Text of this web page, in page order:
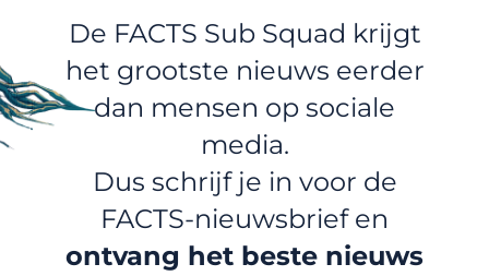
De FACTS Sub Squad krijgt
het grootste nieuws eerder
dan mensen op sociale
media.
Dus schrijf je in voor de
FACTS-nieuwsbrief en
ontvang het beste nieuws